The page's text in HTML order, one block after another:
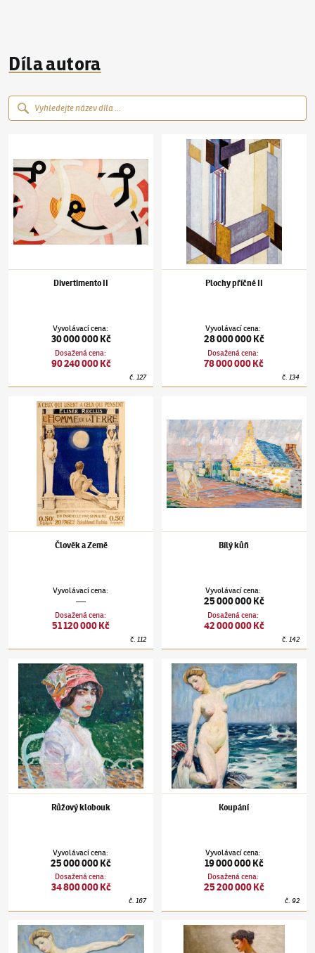
Díla autora
Divertimento II
Vyvolávací cena:
30 000 000 Kč
Dosažená cena:
90 240 000 Kč
č.127
František Kupka(1871–1957)Plochy příčné
Plochy příčné II
Vyvolávací cena:
28 000 000 Kč
Dosažená cena:
78 000 000 Kč
č.134
František Kupka(1871–1957)Člověk a Země
Člověk a Země
Vyvolávací cena:
—
Dosažená cena:
51 120 000 Kč
č.112
Bílý kůň
Vyvolávací cena:
25 000 000 Kč
Dosažená cena:
42 000 000 Kč
č.142
František Kupka(1871–1957)Růžový klobouk
Růžový klobouk
Vyvolávací cena:
25 000 000 Kč
Dosažená cena:
34 800 000 Kč
č.167
František Kupka(1871–1957)Koupání
Koupání
Vyvolávací cena:
19 000 000 Kč
Dosažená cena:
25 200 000 Kč
č.92
František Kupka(1871–1957)Koupání František Kupka(1871–1957)Čtenářka